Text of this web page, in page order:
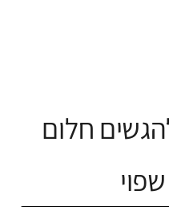
חלום